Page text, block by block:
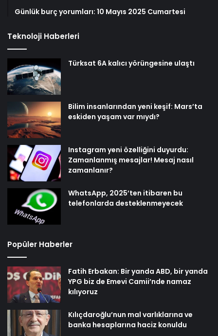
Günlük burç yorumları: 10 Mayıs 2025 Cumartesi
Teknoloji Haberleri
Türksat 6A kalıcı yörüngesine ulaştı
Bilim insanlarından yeni keşif: Mars’ta
eskiden yaşam var mıydı?
Instagram yeni özelliğini duyurdu:
Zamanlanmış mesajlar! Mesaj nasıl
zamanlanır?
WhatsApp, 2025’ten itibaren bu
telefonlarda desteklenmeyecek
Popüler Haberler
Fatih Erbakan: Bir yanda ABD, bir yanda
YPG biz de Emevi Camii’nde namaz
kılıyoruz
Kılıçdaroğlu’nun mal varlıklarına ve
banka hesaplarına haciz konuldu